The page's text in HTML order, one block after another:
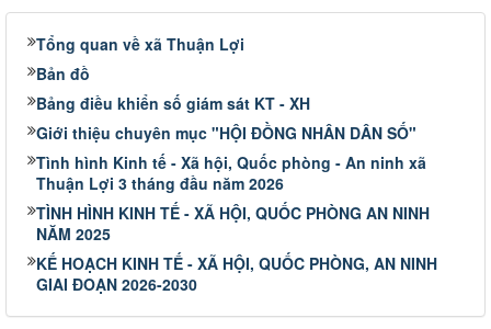
Tổng quan về xã Thuận Lợi
Bản đồ
Bảng điều khiển số giám sát KT - XH
Giới thiệu chuyên mục "HỘI ĐỒNG NHÂN DÂN SỐ"
Tình hình Kinh tế - Xã hội, Quốc phòng - An ninh xã
Thuận Lợi 3 tháng đầu năm 2026
TÌNH HÌNH KINH TẾ - XÃ HỘI, QUỐC PHÒNG AN NINH
NĂM 2025
KẾ HOẠCH KINH TẾ - XÃ HỘI, QUỐC PHÒNG, AN NINH
GIAI ĐOẠN 2026-2030